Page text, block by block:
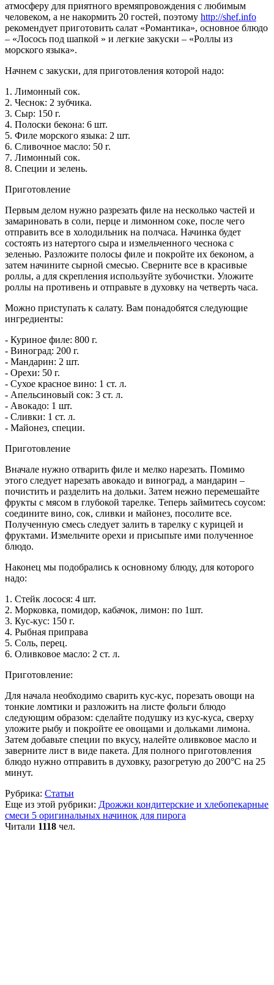
атмосферу для приятного времяпровождения с любимым
человеком, а не накормить 20 гостей, поэтому http://shef.info
рекомендует приготовить салат «Романтика», основное блюдо
– «Лосось под шапкой » и легкие закуски – «Роллы из
морского языка».
Начнем с закуски, для приготовления которой надо:
1. Лимонный сок.
2. Чеснок: 2 зубчика.
3. Сыр: 150 г.
4. Полоски бекона: 6 шт.
5. Филе морского языка: 2 шт.
6. Сливочное масло: 50 г.
7. Лимонный сок.
8. Специи и зелень.
Приготовление
Первым делом нужно разрезать филе на несколько частей и
замариновать в соли, перце и лимонном соке, после чего
отправить все в холодильник на полчаса. Начинка будет
состоять из натертого сыра и измельченного чеснока с
зеленью. Разложите полосы филе и покройте их беконом, а
затем начините сырной смесью. Сверните все в красивые
роллы, а для скрепления используйте зубочистки. Уложите
роллы на противень и отправьте в духовку на четверть часа.
Можно приступать к салату. Вам понадобятся следующие
ингредиенты:
- Куриное филе: 800 г.
- Виноград: 200 г.
- Мандарин: 2 шт.
- Орехи: 50 г.
- Сухое красное вино: 1 ст. л.
- Апельсиновый сок: 3 ст. л.
- Авокадо: 1 шт.
- Сливки: 1 ст. л.
- Майонез, специи.
Приготовление
Вначале нужно отварить филе и мелко нарезать. Помимо
этого следует нарезать авокадо и виноград, а мандарин –
почистить и разделить на дольки. Затем нежно перемешайте
фрукты с мясом в глубокой тарелке. Теперь займитесь соусом:
соедините вино, сок, сливки и майонез, посолите все.
Полученную смесь следует залить в тарелку с курицей и
фруктами. Измельчите орехи и присыпьте ими полученное
блюдо.
Наконец мы подобрались к основному блюду, для которого
надо:
1. Стейк лосося: 4 шт.
2. Морковка, помидор, кабачок, лимон: по 1шт.
3. Кус-кус: 150 г.
4. Рыбная приправа
5. Соль, перец.
6. Оливковое масло: 2 ст. л.
Приготовление:
Для начала необходимо сварить кус-кус, порезать овощи на
тонкие ломтики и разложить на листе фольги блюдо
следующим образом: сделайте подушку из кус-куса, сверху
уложите рыбу и покройте ее овощами и дольками лимона.
Затем добавьте специи по вкусу, налейте оливковое масло и
заверните лист в виде пакета. Для полного приготовления
блюдо нужно отправить в духовку, разогретую до 200°С на 25
минут.
Рубрика: Статьи
Еще из этой рубрики: Дрожжи кондитерские и хлебопекарные
смеси 5 оригинальных начинок для пирога
Читали 1118 чел.